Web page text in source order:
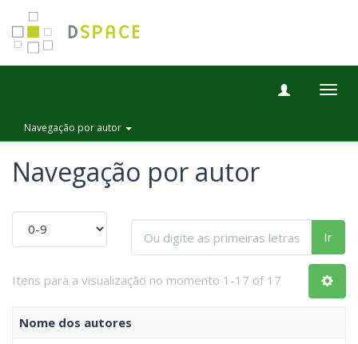
Navegação por autor
Navegação por autor
Ir
Itens para a visualização no momento 1-17 of 17
Nome dos autores